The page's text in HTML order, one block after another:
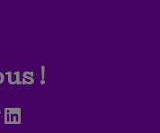
!
LinkedIn